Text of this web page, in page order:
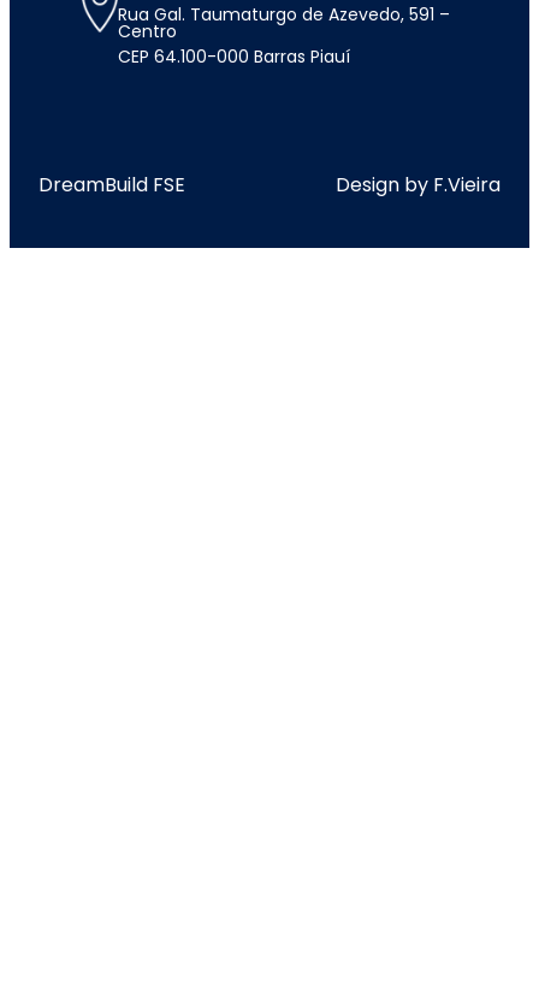
Rua Gal. Taumaturgo de Azevedo, 591 –
Centro
CEP 64.100-000 Barras Piauí
DreamBuild FSE Design by F.Vieira